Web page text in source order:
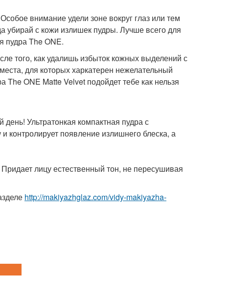
внимание удели зоне вокруг глаз или тем
убирай с кожи излишек пудры. Лучше всего для
пудра The ONE.
того, как удалишь избыток кожных выделений с
для которых харкатерен нежелательный
ONE Matte Velvet подойдет тебе как нельзя
Ультратонкая компактная пудра с
контролирует появление излишнего блеска, а
лицу естественный тон, не пересушивая
http://makiyazhglaz.com/vidy-makiyazha-